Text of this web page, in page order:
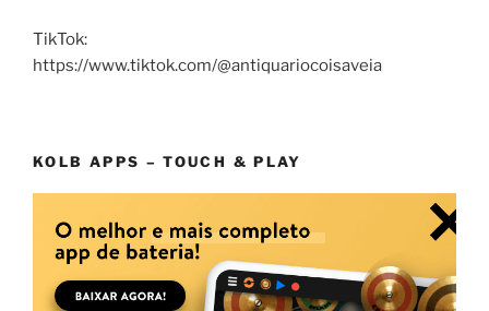
TikTok:
https://www.tiktok.com/@antiquariocoisaveia
KOLB APPS – TOUCH & PLAY